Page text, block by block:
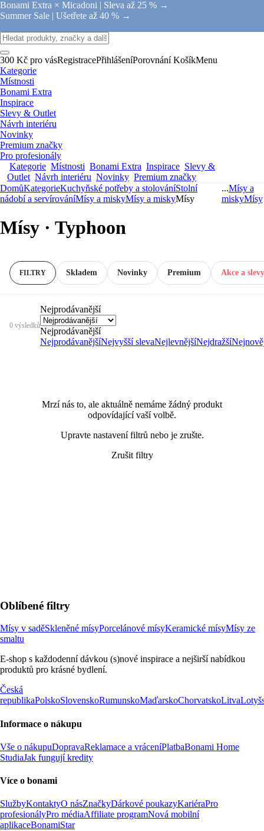
Bonami Extra × Micadoni | Sleva až 25 % →
Summer Sale | Ušetřete až 40 % →
300 Kč pro vásRegistracePřihlášeníPorovnání KošíkMenu
Kategorie
Místnosti
Bonami Extra
Inspirace
Slevy & Outlet
Návrh interiéru
Novinky
Premium značky
Pro profesionály
Kategorie Místnosti Bonami Extra Inspirace Slevy &
Outlet Návrh interiéru Novinky Premium značky
DomůKategorieKuchyňské potřeby a stolováníStolní
nádobí a servírováníMísy a miskyMísy a miskyMísy
...Mísy a
miskyMísy
Mísy · Typhoon
FILTRY Novinky Premium Akce a slevy
Skladem
0 výsledků
Nejprodávanější
Nejprodávanější
NejprodávanějšíNejvyšší slevaNejlevnějšíNejdražší
Mrzí nás to, ale aktuálně nemáme žádný produkt
odpovídající vaší volbě.
Upravte nastavení filtrů nebo je zrušte.
Zrušit filtry
Oblíbené filtry
Mísy v saděSkleněné mísyPorcelánové mísyKeramické mísyMísy ze
smaltu
E-shop s každodenní dávkou (s)nové inspirace a nejširší nabídkou
produktů pro krásné bydlení.
Česká
republikaPolskoSlovenskoRumunskoMaďarskoChorvatskoLitva
Informace o nákupu
Vše o nákupuDopravaReklamace a vráceníPlatbaBonami Home
StudiaJak fungují kredity
Více o bonami
SlužbyKontaktyO násZnačkyDárkové poukazyKariéraPro
profesionályPro médiaAffiliate programNová mobilní
aplikaceBonamiStar